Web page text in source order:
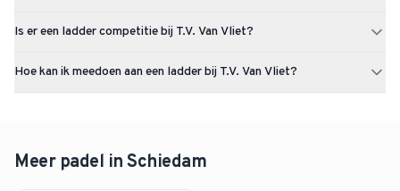
Is er een ladder competitie bij T.V. Van Vliet?
Via Uppadel kun je een ladder starten of je aanmelden zodra er een
beschikbaar komt.
Hoe kan ik meedoen aan een ladder bij T.V. Van Vliet?
aanmaken. Je wordt ingedeeld op speelsterkte en speelt op eigen
tempo.
Meer padel inSchiedam